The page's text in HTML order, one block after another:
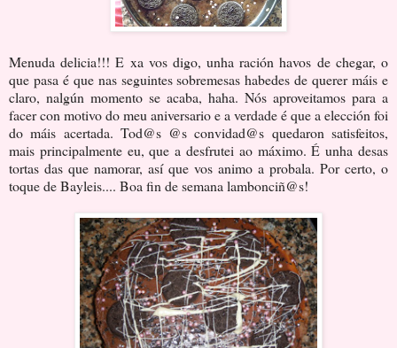
Menuda delicia!!! E xa vos digo, unha ración havos de chegar, o
que pasa é que nas seguintes sobremesas habedes de querer máis e
claro, nalgún momento se acaba, haha. Nós aproveitamos para a
facer con motivo do meu aniversario e a verdade é que a elección foi
do máis acertada. Tod@s @s convidad@s quedaron satisfeitos,
mais principalmente eu, que a desfrutei ao máximo. É unha desas
tortas das que namorar, así que vos animo a probala. Por certo, o
toque de Bayleis.... Boa fin de semana lambonciñ@s!